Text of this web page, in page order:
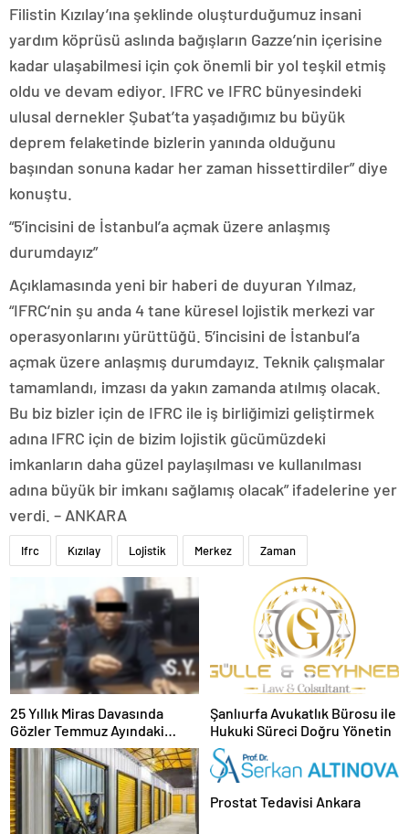
Filistin Kızılay’ına şeklinde oluşturduğumuz insani
yardım köprüsü aslında bağışların Gazze’nin içerisine
kadar ulaşabilmesi için çok önemli bir yol teşkil etmiş
oldu ve devam ediyor. IFRC ve IFRC bünyesindeki
ulusal dernekler Şubat’ta yaşadığımız bu büyük
deprem felaketinde bizlerin yanında olduğunu
başından sonuna kadar her zaman hissettirdiler” diye
konuştu.
“5’incisini de İstanbul’a açmak üzere anlaşmış
durumdayız”
Açıklamasında yeni bir haberi de duyuran Yılmaz,
“IFRC’nin şu anda 4 tane küresel lojistik merkezi var
operasyonlarını yürüttüğü. 5’incisini de İstanbul’a
açmak üzere anlaşmış durumdayız. Teknik çalışmalar
tamamlandı, imzası da yakın zamanda atılmış olacak.
Bu biz bizler için de IFRC ile iş birliğimizi geliştirmek
adına IFRC için de bizim lojistik gücümüzdeki
imkanların daha güzel paylaşılması ve kullanılması
adına büyük bir imkanı sağlamış olacak” ifadelerine yer
verdi. – ANKARA
Ifrc Kızılay Lojistik Merkez Zaman
25 Yıllık Miras Davasında
Gözler Temmuz Ayındaki
Karar Duruşmasına Çevrildi
Şanlıurfa Avukatlık Bürosu ile
Hukuki Süreci Doğru Yönetin
Prostat Tedavisi Ankara